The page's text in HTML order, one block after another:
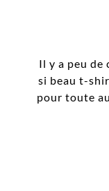
Il y a peu de
si beau t-
pour toute